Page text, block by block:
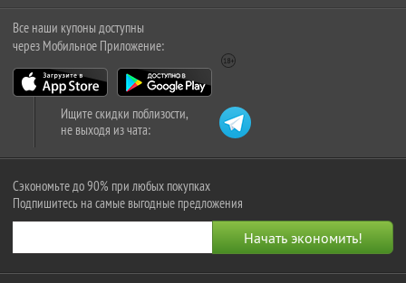
Все наши купоны доступны
через Мобильное Приложение:
Ищите скидки поблизости,
не выходя из чата:
Сэкономьте до 90% при любых покупках
Подпишитесь на самые выгодные предложения